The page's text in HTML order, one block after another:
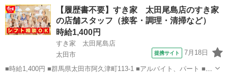
歓迎、ミドル（40代～）活躍中、エルダー（50代～）活躍中、シニア
（60代～）活...
群馬 太田市 ファーストフード
【履歴書不要】すき家 太田尾島店のすき家
の店舗スタッフ（接客・調理・清掃など）
時給1,400円
すき家 太田尾島店
太田市
提携サイト 7月18日
■時給1,400円 ■群馬県太田市阿久津町113-1 ■アルバイト、パート ■履